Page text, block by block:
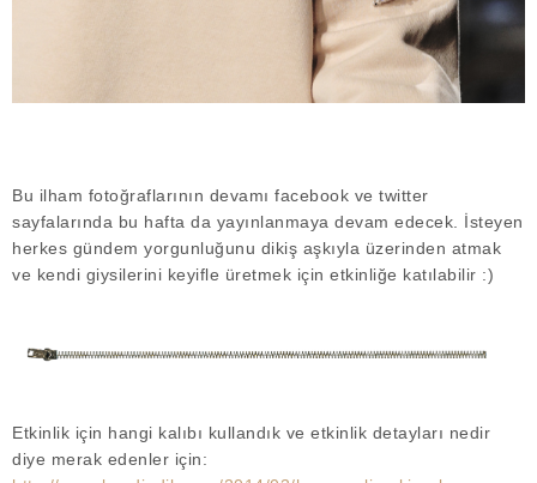
Bu ilham fotoğraflarının devamı facebook ve twitter
sayfalarında bu hafta da yayınlanmaya devam edecek. İsteyen
herkes gündem yorgunluğunu dikiş aşkıyla üzerinden atmak
ve kendi giysilerini keyifle üretmek için etkinliğe katılabilir :)
Etkinlik için hangi kalıbı kullandık ve etkinlik detayları nedir
diye merak edenler için: